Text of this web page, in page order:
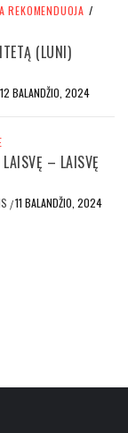
REKOMENDUOJA /
(LUNI)
12 BALANDŽIO, 2024
– LAISVĘ
/11 BALANDŽIO, 2024